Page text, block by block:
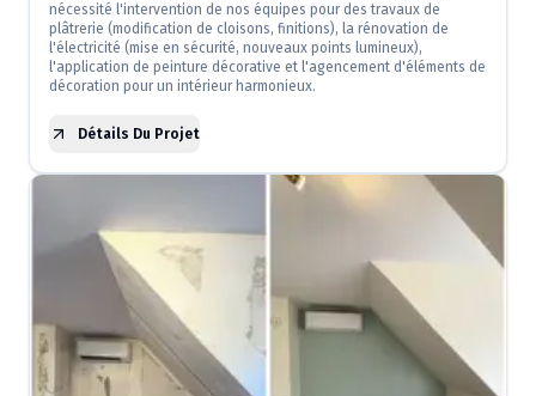
nécessité l'intervention de nos équipes pour des travaux de
plâtrerie (modification de cloisons, finitions), la rénovation de
l'électricité (mise en sécurité, nouveaux points lumineux),
l'application de peinture décorative et l'agencement d'éléments de
décoration pour un intérieur harmonieux.
Détails Du Projet